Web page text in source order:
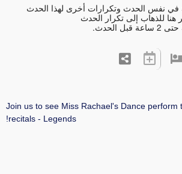
في نفس الحدث وتكرارات أخرى لهذا الحدث
هنا للذهاب إلى تكرار الحدث
الحدث.
Join us to see Miss Rachael's Dance perform
recitals - Legends!